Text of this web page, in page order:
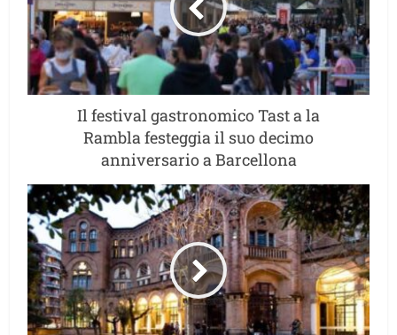
Il festival gastronomico Tast a la
Rambla festeggia il suo decimo
anniversario a Barcellona